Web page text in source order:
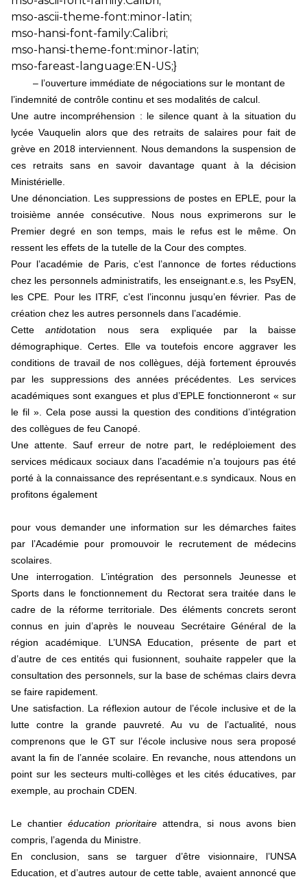
mso-ascii-theme-font:minor-latin;
mso-hansi-font-family:Calibri;
mso-hansi-theme-font:minor-latin;
mso-fareast-language:EN-US;}
– l’ouverture immédiate de négociations sur le montant de
l’indemnité de contrôle continu et ses modalités de calcul.
Une autre incompréhension : le silence quant à la situation du
lycée Vauquelin alors que des retraits de salaires pour fait de
grève en 2018 interviennent. Nous demandons la suspension de
ces retraits sans en savoir davantage quant à la décision
Ministérielle.
Une dénonciation. Les suppressions de postes en EPLE, pour la
troisième année consécutive. Nous nous exprimerons sur le
Premier degré en son temps, mais le refus est le même. On
ressent les effets de la tutelle de la Cour des comptes.
Pour l’académie de Paris, c’est l’annonce de fortes réductions
chez les personnels administratifs, les enseignant.e.s, les PsyEN,
les CPE. Pour les ITRF, c’est l’inconnu jusqu’en février. Pas de
création chez les autres personnels dans l’académie.
Cetteantidotation nous sera expliquée par la baisse
démographique. Certes. Elle va toutefois encore aggraver les
conditions de travail de nos collègues, déjà fortement éprouvés
par les suppressions des années précédentes. Les services
académiques sont exangues et plus d’EPLE fonctionneront « sur
le fil ». Cela pose aussi la question des conditions d’intégration
des collègues de feu Canopé.
Une attente. Sauf erreur de notre part, le redéploiement des
services médicaux sociaux dans l’académie n’a toujours pas été
porté à la connaissance des représentant.e.s syndicaux. Nous en
profitons également
pour vous demander une information sur les démarches faites
par l’Académie pour promouvoir le recrutement de médecins
scolaires.
Une interrogation. L’intégration des personnels Jeunesse et
Sports dans le fonctionnement du Rectorat sera traitée dans le
cadre de la réforme territoriale. Des éléments concrets seront
connus en juin d’après le nouveau Secrétaire Général de la
région académique. L’UNSA Education, présente de part et
d’autre de ces entités qui fusionnent, souhaite rappeler que la
consultation des personnels, sur la base de schémas clairs devra
se faire rapidement.
Une satisfaction. La réflexion autour de l’école inclusive et de la
lutte contre la grande pauvreté. Au vu de l’actualité, nous
comprenons que le GT sur l’école inclusive nous sera proposé
avant la fin de l’année scolaire. En revanche, nous attendons un
point sur les secteurs multi-collèges et les cités éducatives, par
exemple, au prochain CDEN.
Le chantier éducation prioritaire attendra, si nous avons bien
compris, l’agenda du Ministre.
En conclusion, sans se targuer d’être visionnaire, l’UNSA
Education, et d’autres autour de cette table, avaient annoncé que